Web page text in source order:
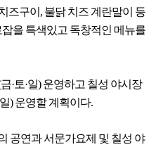
즈구이, 불닭 치즈 계란말이 등
을 특색있고 독창적인 메뉴를
·토·일) 운영하고 칠성 야시장
일) 운영할 계획이다.
공연과 서문가요제 및 칠성 야